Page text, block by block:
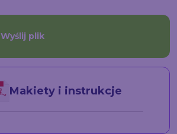
Wyślij plik
Makiety i instrukcje